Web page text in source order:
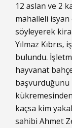
12 aslan ve 2
mahalleli
söyleyerek
Yılmaz
bulundu.
hayvanat
başvurduğunu
kaçsa kim
sahibi Ahmet